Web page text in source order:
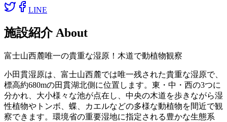
LINE
施設紹介 About
富士山西麓唯一の貴重な湿原！木道で動植物観察
小田貫湿原は、富士山西麓では唯一残された貴重な湿原で、
標高約680mの田貫湖北側に位置します。東・中・西の3つに
分かれ、大小様々な池が点在し、中央の木道を歩きながら湿
性植物やトンボ、蝶、カエルなどの多様な動植物を間近で観
察できます。環境省の重要湿地に指定される豊かな生態系